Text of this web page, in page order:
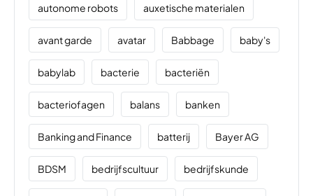
autonome robots auxetische materialen
avant garde avatar Babbage baby's
babylab bacterie bacteriën
bacteriofagen balans banken
Banking and Finance batterij Bayer AG
BDSM bedrijfscultuur bedrijfskunde